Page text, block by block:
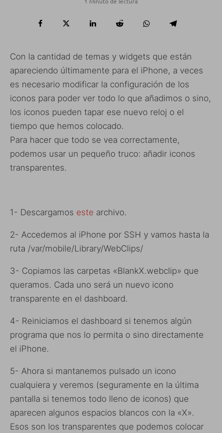
Con la cantidad de temas y widgets que están
apareciendo últimamente para el iPhone, a veces
es necesario modificar la configuración de los
iconos para poder ver todo lo que añadimos o sino,
los iconos pueden tapar ese nuevo reloj o el
tiempo que hemos colocado.
Para hacer que todo se vea correctamente,
podemos usar un pequeño truco: añadir iconos
transparentes.
1- Descargamos este archivo.
2- Accedemos al iPhone por SSH y vamos hasta la
ruta /var/mobile/Library/WebClips/
3- Copiamos las carpetas «BlankX.webclip» que
queramos. Cada uno será un nuevo icono
transparente en el dashboard.
4- Reiniciamos el dashboard si tenemos algún
programa que nos lo permita o sino directamente
el iPhone.
5- Ahora si mantanemos pulsado un icono
cualquiera y veremos (seguramente en la última
pantalla si tenemos todo lleno de iconos) que
aparecen algunos espacios blancos con la «X».
Esos son los transparentes que podemos colocar